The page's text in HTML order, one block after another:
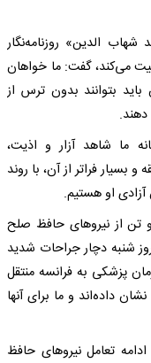
الدین» روزنامه‌نگار
می‌کند، گفت: ما خواهان
باید بتوانند بدون ترس از
دهند.
ما شاهد آزار و اذیت،
بسیار فراتر از آن، با روند
آزادی او هستیم.
تن از نیروهای حافظ صلح
شنبه دچار جراحات شدید
پزشکی به فرانسه منتقل
داده‌اند و ما برای آنها
تعامل نیروهای حافظ